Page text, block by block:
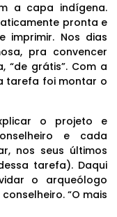
a capa indígena.
pronta e
Nos dias
pra convencer
“de grátis”. Com a
tarefa foi montar o
o projeto e
e cada
nos seus últimos
tarefa). Daqui
o arqueólogo
“O mais